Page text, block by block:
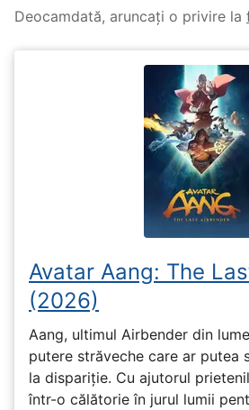
Deocamdată, aruncați o privire la
Avatar Aang: The
(2026)
Aang, ultimul Airbender din
putere străveche care ar putea
la dispariție. Cu ajutorul
într-o călătorie în jurul lumii